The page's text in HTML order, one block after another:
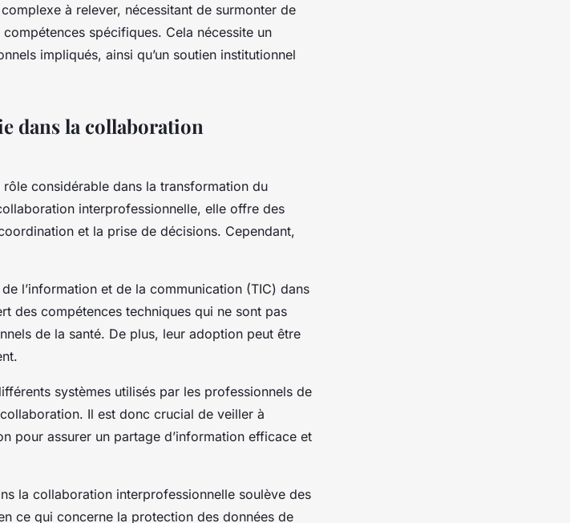
à relever, nécessitant de surmonter de
spécifiques. Cela nécessite un
impliqués, ainsi qu’un soutien institutionnel
dans la collaboration
considérable dans la transformation du
interprofessionnelle, elle offre des
et la prise de décisions. Cependant,
l’information et de la communication (TIC) dans
des compétences techniques qui ne sont pas
de la santé. De plus, leur adoption peut être
systèmes utilisés par les professionnels de
Il est donc crucial de veiller à
pour assurer un partage d’information efficace et
la collaboration interprofessionnelle soulève des
ce qui concerne la protection des données de